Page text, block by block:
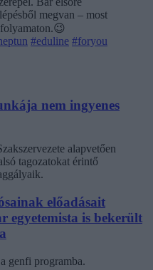
megvan – most
#eduline #foryou
nem ingyenes
alapvetően
tagozatokat érintő
előadásait
egyetemista is bekerült
genfi programba.